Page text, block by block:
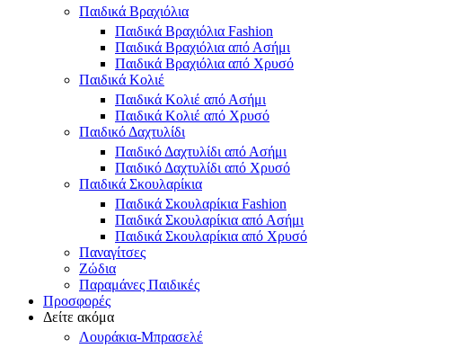
Παιδικά Βραχιόλια
Παιδικά Βραχιόλια Fashion
Παιδικά Βραχιόλια από Ασήμι
Παιδικά Βραχιόλια από Χρυσό
Παιδικά Κολιέ
Παιδικά Κολιέ από Ασήμι
Παιδικά Κολιέ από Χρυσό
Παιδικό Δαχτυλίδι
Παιδικό Δαχτυλίδι από Ασήμι
Παιδικό Δαχτυλίδι από Χρυσό
Παιδικά Σκουλαρίκια
Παιδικά Σκουλαρίκια Fashion
Παιδικά Σκουλαρίκια από Ασήμι
Παιδικά Σκουλαρίκια από Χρυσό
Παναγίτσες
Ζώδια
Παραμάνες Παιδικές
Προσφορές
Δείτε ακόμα
Λουράκια-Μπρασελέ